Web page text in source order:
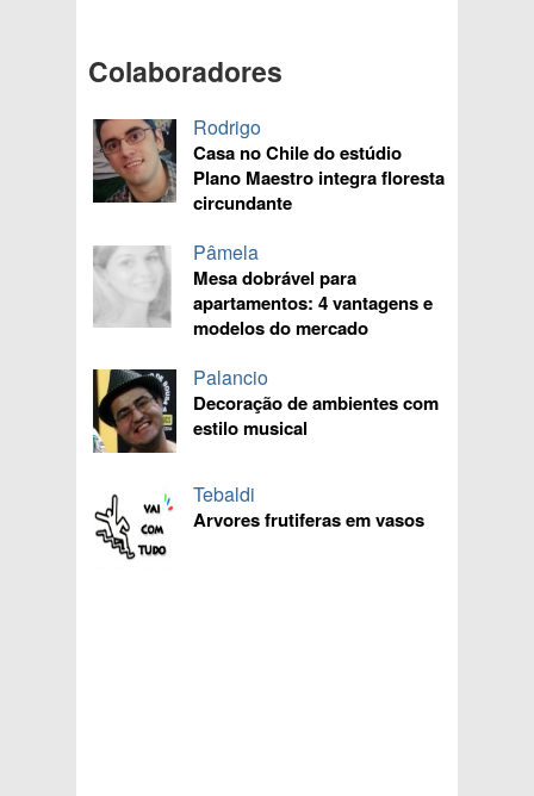
Colaboradores
Rodrigo
Casa no Chile do estúdio
Plano Maestro integra floresta
circundante
Pâmela
Mesa dobrável para
apartamentos: 4 vantagens e
modelos do mercado
Palancio
Decoração de ambientes com
estilo musical
Tebaldi
Arvores frutiferas em vasos